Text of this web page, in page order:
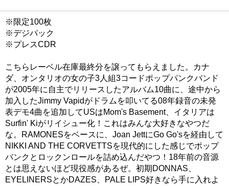
※限定100枚
※デジパック
※プレスCDR
こちらレーベル在庫最終分を譲ってもらえました。カナ
ダ、オンタリオの女の子3人組3コードポップパンクバンド
が2005年に自主でリリースしたアルバム10曲に、途中から
加入したJimmy Vapidがドラムを叩いてる08年録音の未発
表デモ4曲を追加してUSはMom's Basement、イタリアは
Surfin' Kiがリイシュー化！これはみんな大好きなやつだ
な。RAMONESをベースに、Joan JettにGo Go'sを経由して
NIKKI AND THE CORVETTSを現代的にした感じでポップ
パンクとロックンロールを詰め込んだやつ！18年前の音源
とは思えないほど現役感があるぜ。初期DONNAS、
EYELINERSとかDAZES、PALE LIPS好きなら手に入れよ